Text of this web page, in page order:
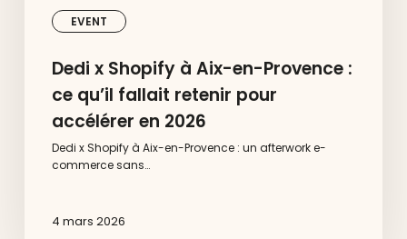
EVENT
2026
Dedi x Shopify à Aix-en-Provence :
ce qu’il fallait retenir pour
accélérer en 2026
Dedi x Shopify à Aix-en-Provence : un afterwork e-
commerce sans…
4 mars 2026